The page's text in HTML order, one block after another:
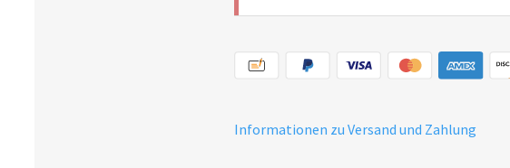
Informationen zu Versand und Zahlung